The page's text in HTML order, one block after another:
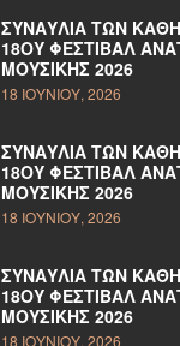
ΣΥΝΑΥΛΊΑ ΤΩΝ
18ΟΥ ΦΕΣΤΙΒΆΛ
ΜΟΥΣΙΚΉΣ 2026
18 ΙΟΥΝΊΟΥ, 2026
ΣΥΝΑΥΛΊΑ ΤΩΝ
18ΟΥ ΦΕΣΤΙΒΆΛ
ΜΟΥΣΙΚΉΣ 2026
18 ΙΟΥΝΊΟΥ, 2026
ΣΥΝΑΥΛΊΑ ΤΩΝ
18ΟΥ ΦΕΣΤΙΒΆΛ
ΜΟΥΣΙΚΉΣ 2026
18 ΙΟΥΝΊΟΥ, 2026